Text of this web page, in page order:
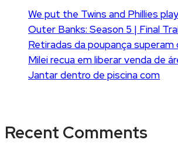
We put the Twins and Phillies
Outer Banks: Season 5 | Final
Retiradas da poupança
Milei recua em liberar venda de
Jantar dentro de piscina com
Recent Comments